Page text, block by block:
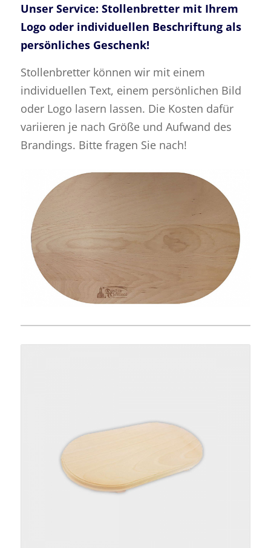
Unser Service: Stollenbretter mit Ihrem
Logo oder individuellen Beschriftung als
persönliches Geschenk!
Stollenbretter können wir mit einem
individuellen Text, einem persönlichen Bild
oder Logo lasern lassen. Die Kosten dafür
variieren je nach Größe und Aufwand des
Brandings. Bitte fragen Sie nach!